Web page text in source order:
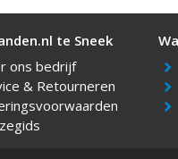
ons bedrijf
& Retourneren